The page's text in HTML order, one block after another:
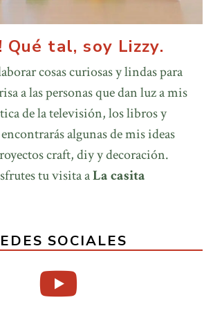
Qué tal, soy Lizzy.
cosas curiosas y lindas para
a las personas que dan luz a mis
de la televisión, los libros y
algunas de mis ideas
craft, diy y decoración.
tu visita aLa casita
SOCIALES